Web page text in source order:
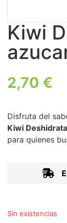
Kiwi
2,70 €
Disfruta del
Kiwi
para quienes
Sin existencias